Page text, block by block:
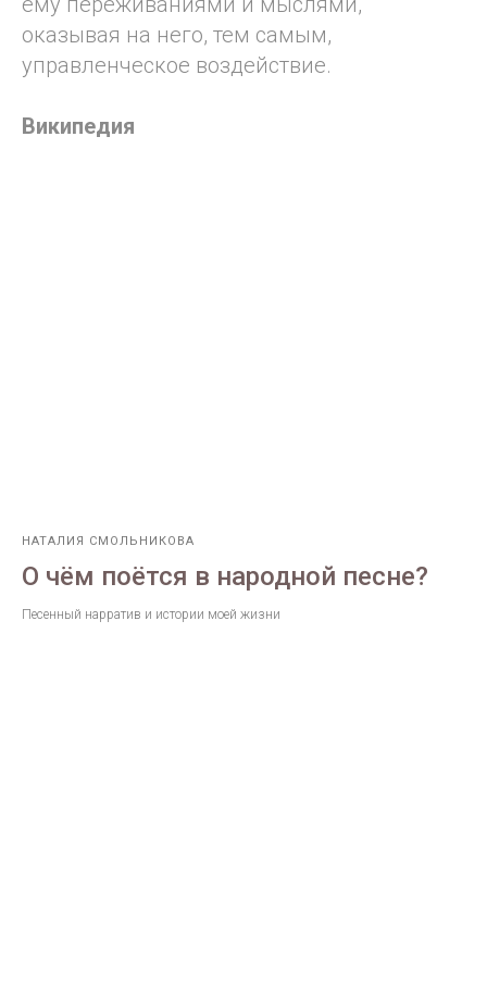
оказывая на него, тем самым,
управленческое воздействие.
Википедия
НАТАЛИЯ СМОЛЬНИКОВА
О чём поётся в народной песне?
Песенный нарратив и истории моей жизни